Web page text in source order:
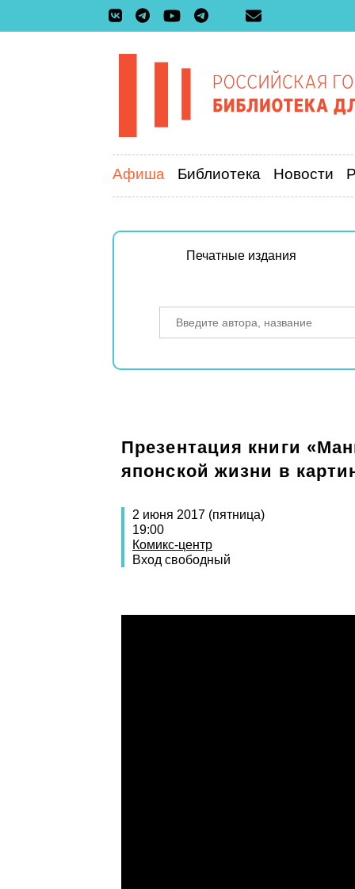
Афиша Библиотека Новости
Печатные издания
Презентация книги
японской жизни в
2 июня 2017 (пятница)
19:00
Комикс-центр
Вход свободный